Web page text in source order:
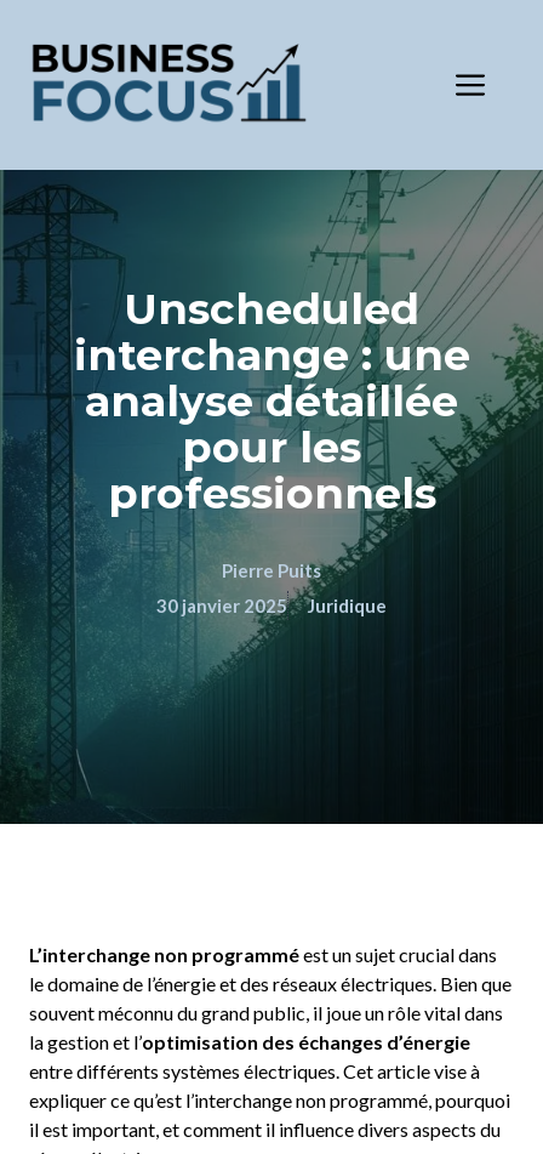
contenu
Unscheduled
interchange : une
analyse détaillée
pour les
professionnels
Pierre Puits
30 janvier 2025
Juridique
L’interchange non programméest un sujet crucial dans
le domaine de l’énergie et des réseaux électriques. Bien que
souvent méconnu du grand public, il joue un rôle vital dans
la gestion et l’optimisation des échanges d’énergie
entre différents systèmes électriques. Cet article vise à
expliquer ce qu’est l’interchange non programmé, pourquoi
il est important, et comment il influence divers aspects du